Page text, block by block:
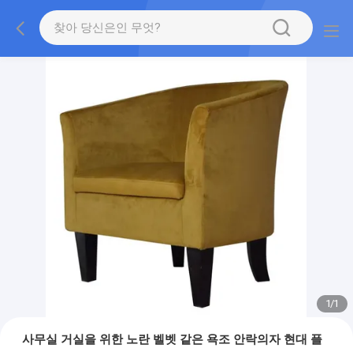
1/1
사무실 거실을 위한 노란 벨벳 같은 욕조 안락의자 현대 플